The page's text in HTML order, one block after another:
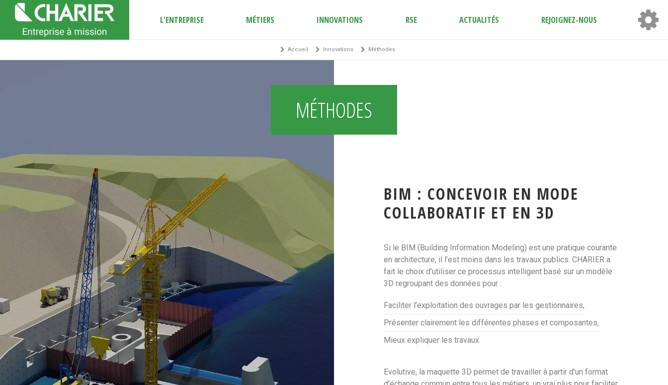
L'ENTREPRISE MÉTIERS INNOVATIONS RSE ACTUALITÉS REJOIGNEZ-NOUS
Accueil Innovations Méthodes
MÉTHODES
BIM : CONCEVOIR EN MODE
COLLABORATIF ET EN 3D
Si le BIM (Building Information Modeling) est une pratique courante
en architecture, il l’est moins dans les travaux publics. CHARIER a
fait le choix d’utiliser ce processus intelligent basé sur un modèle
3D regroupant des données pour :
Faciliter l’exploitation des ouvrages par les gestionnaires,
Présenter clairement les différentes phases et composantes,
Mieux expliquer les travaux.
Evolutive, la maquette 3D permet de travailler à partir d'un format